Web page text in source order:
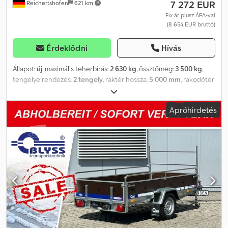
képek nem feltétlenül tükrözik a szabványos felszereltséget, a
műszaki változtatások (pl. abroncsméret) fenntartva.
Reichertshofen 621 km 7 272 EUR
Fix ár plusz ÁFA-val
(8 654 EUR bruttó)
Érdeklődni Hívás
Állapot:új, maximális teherbírás: 2 630 kg, össztömeg: 3 500 kg,
tengelyelrendezés: 2 tengely , raktér hossza: 5 000 mm , rakodótér
, raktérmagasság:
3500 Műszaki adatok: * Pótkocsi típus: Lenka Free M 3500 *
Össztömeg: 3500 kg * Hasznos teher: 2630 kg * Belső méretek: H:
500 cm, Sz: 210 cm, M: 10 cm * Rakodási magasság: kb. 65 cm *
Padló: perforált alumínium lemez, középen alumínium
csúszásgátló lemez * Rögzítési pontok: perforált lemez *
Oldalfalak: korláttal Dksdpfx Anothi Sneljr * Váz: hegesztett acél,
forró galvanizált * Elektromos rendszer: 13 pólusú, 12V *
Gumiabroncsok: 195/50R13C * Tengelygyártó: AL-KO vagy KNOTT *
Tengelyek száma: 2 * Fékezett tengely * Támasztókerék:
alapfelszerelés * Kötelekkel működő csörlő: alapfelszerelés, AL-KO
* Ék: 2 db * Rampa: 300 cm, alumínium, ráhajtási szög: kb. 6,84° vagy
kb. 12,00% * Döntött állapotban a rakfelület szöge: kb. 8,19° vagy
Apróhirdetés